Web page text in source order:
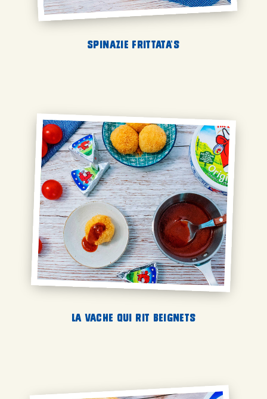
Spinazie frittata’s
La Vache qui rit beignets